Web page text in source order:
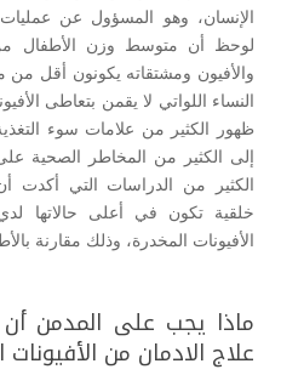
الإنسان، وهو المسؤول عن
لوحظ أن متوسط وزن الأطفال من
والأفيون ومشتقاته يكونون أقل من
النساء اللواتي لا يقمن بتعاطى
ظهور الكثير من علامات سوء
إلى الكثير من المخاطر الصحية
الكثير من الدراسات التي أكدت
خلقية تكون في أعلى حالاتها
الأفيونات المخدرة، وذلك مقارنة
ماذا يجب على المدمن
علاج الادمان من الأفيونات